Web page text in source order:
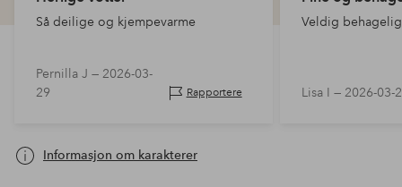
Så deilige og kjempevarme
Pernilla J — 2026-03-
29
Rapportere
Veldig
Lisa I — 2026-03-
Informasjon om karakterer